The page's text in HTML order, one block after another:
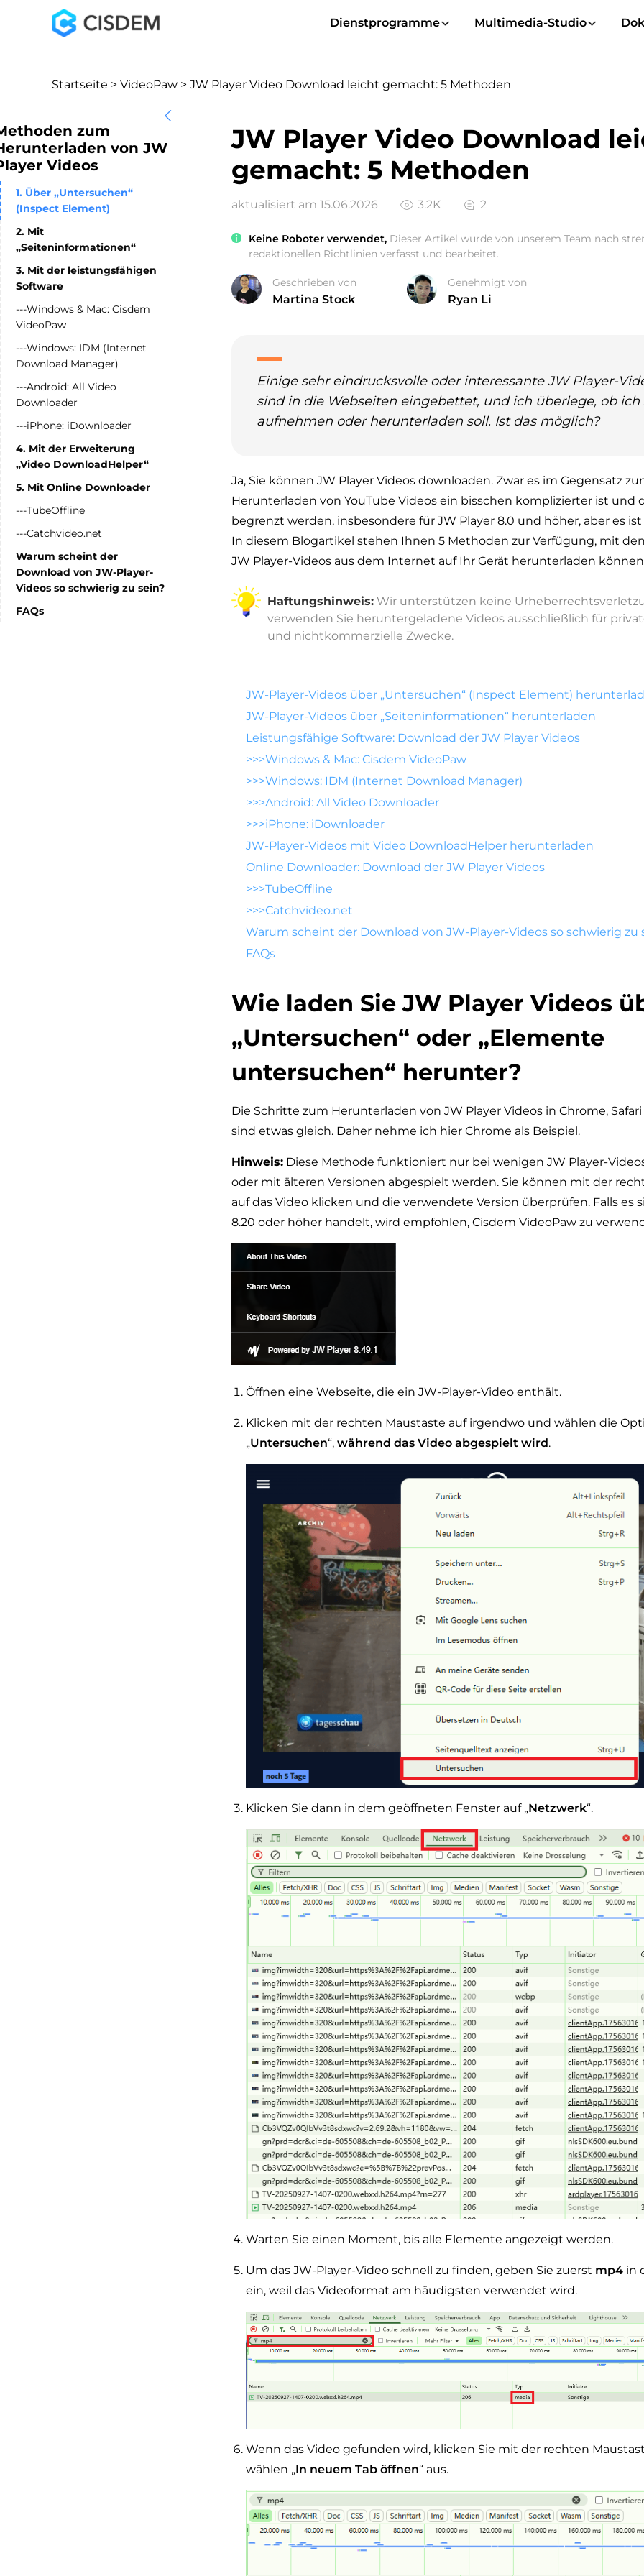
Dienstprogramme Multimedia-Studio
zum
von JW
Videos
1. Über „Untersuchen“
(Inspect Element)
2. Mit
„Seiteninformationen“
3. Mit der leistungsfähigen
Software
---Windows & Mac: Cisdem
VideoPaw
---Windows: IDM (Internet
Download Manager)
---Android: All Video
Downloader
---iPhone: iDownloader
4. Mit der Erweiterung
„Video DownloadHelper“
5. Mit Online Downloader
---TubeOffline
---Catchvideo.net
Warum scheint der
Download von JW-Player-
Videos so schwierig zu sein?
FAQs
Startseite > VideoPaw > JW Player Video Download leicht gemacht: 5 Methoden
JW Player Video Download
gemacht: 5 Methoden
aktualisiert am 15.06.2026 3.2K 2
Keine Roboter verwendet,Dieser Artikel wurde von unserem Team nach
redaktionellen Richtlinien verfasst und bearbeitet.
Geschrieben von
Martina Stock
Genehmigt von
Ryan Li
Einige sehr eindrucksvolle oder interessante JW Player-
sind in die Webseiten eingebettet, und ich überlege, ob ich
aufnehmen oder herunterladen soll. Ist das möglich?
Ja, Sie können JW Player Videos downloaden. Zwar es im Gegensatz
Herunterladen von YouTube Videos ein bisschen komplizierter ist und
begrenzt werden, insbesondere für JW Player 8.0 und höher, aber es
In diesem Blogartikel stehen Ihnen 5 Methoden zur Verfügung, mit
JW Player-Videos aus dem Internet auf Ihr Gerät herunterladen können.
Haftungshinweis:Wir unterstützen keine
verwenden Sie heruntergeladene Videos ausschließlich für
und nichtkommerzielle Zwecke.
JW-Player-Videos über „Untersuchen“ (Inspect Element)
JW-Player-Videos über „Seiteninformationen“ herunterladen
Leistungsfähige Software: Download der JW Player Videos
>>>Windows & Mac: Cisdem VideoPaw
>>>Windows: IDM (Internet Download Manager)
>>>Android: All Video Downloader
>>>iPhone: iDownloader
JW-Player-Videos mit Video DownloadHelper herunterladen
Online Downloader: Download der JW Player Videos
>>>TubeOffline
>>>Catchvideo.net
Warum scheint der Download von JW-Player-Videos so schwierig zu
FAQs
Wie laden Sie JW Player Videos
„Untersuchen“ oder „Elemente
untersuchen“ herunter?
Die Schritte zum Herunterladen von JW Player Videos in Chrome,
sind etwas gleich. Daher nehme ich hier Chrome als Beispiel.
Hinweis:Diese Methode funktioniert nur bei wenigen JW Player-
oder mit älteren Versionen abgespielt werden. Sie können mit der
auf das Video klicken und die verwendete Version überprüfen. Falls es
8.20 oder höher handelt, wird empfohlen, Cisdem VideoPaw zu
Öffnen eine Webseite, die ein JW-Player-Video enthält.
Klicken mit der rechten Maustaste auf irgendwo und wählen die
„Untersuchen“, während das Video abgespielt wird.
Klicken Sie dann in dem geöffneten Fenster auf „Netzwerk“.
Warten Sie einen Moment, bis alle Elemente angezeigt werden.
Um das JW-Player-Video schnell zu finden, geben Sie zuerst mp4in
ein, weil das Videoformat am häudigsten verwendet wird.
Wenn das Video gefunden wird, klicken Sie mit der rechten
wählen „In neuem Tab öffnen“ aus.